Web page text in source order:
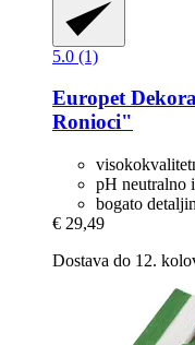
5.0 (1)
Europet
Ronioci"
pH neutralno
bogato
€ 29,49
Dostava do 12.